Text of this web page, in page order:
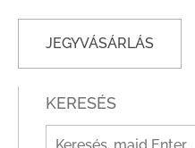
JEGYVÁSÁRLÁS
KERESÉS